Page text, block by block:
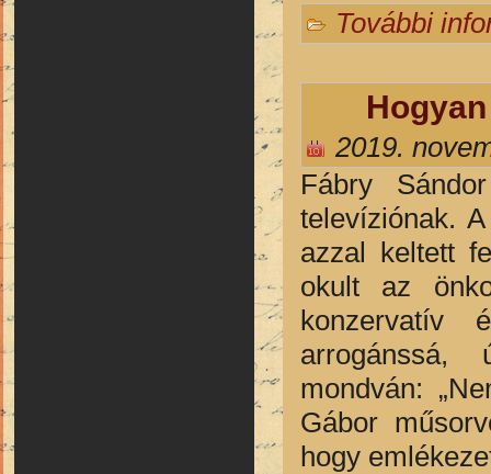
További
2019.
Fábry
televíziónak.
azzal keltett
okult az
konzervatív
arrogánssá,
mondván:
Gábor
hogy